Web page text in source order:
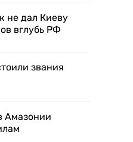
не дал Киеву
вглубь РФ
звания
Амазонии